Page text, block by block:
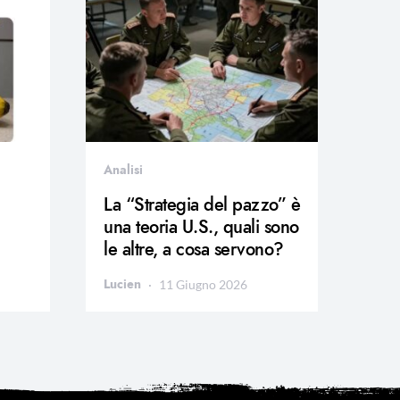
Analisi
La “Strategia del pazzo” è
una teoria U.S., quali sono
le altre, a cosa servono?
Lucien 11 Giugno 2026